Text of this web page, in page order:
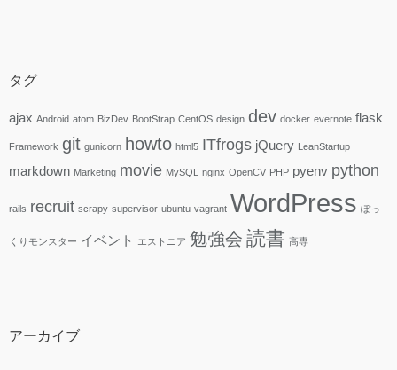
タグ
ajax Android atom BizDev BootStrap CentOS design dev docker evernote flask
Framework git gunicorn howto html5 ITfrogs jQuery LeanStartup
markdown Marketing movie MySQL nginx OpenCV PHP pyenv python
rails recruit scrapy supervisor ubuntu vagrant WordPress ぽっ
くりモンスター イベント エストニア 勉強会 読書 高専
アーカイブ